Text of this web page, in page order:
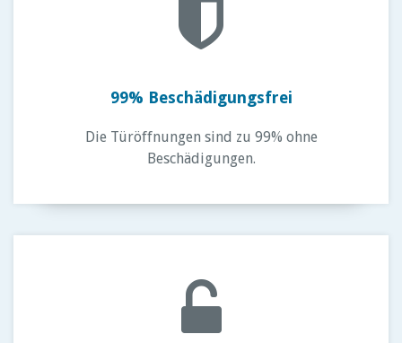
99% Beschädigungsfrei
Die Türöffnungen sind zu 99% ohne
Beschädigungen.